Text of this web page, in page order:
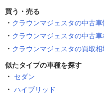
買う・売る
クラウンマジェスタの中古車
クラウンマジェスタの中古
クラウンマジェスタの買取相
似たタイプの車種を探す
セダン
ハイブリッド